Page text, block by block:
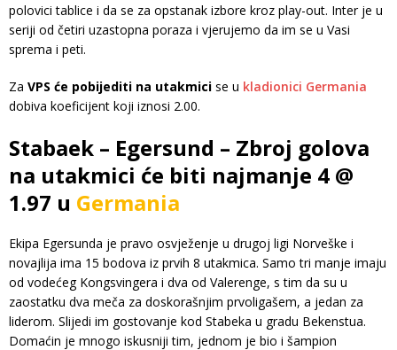
polovici tablice i da se za opstanak izbore kroz play-out. Inter je u
seriji od četiri uzastopna poraza i vjerujemo da im se u Vasi
sprema i peti.
Za VPS će pobijediti na utakmici se u kladionici Germania
dobiva koeficijent koji iznosi 2.00.
Stabaek – Egersund – Zbroj golova
na utakmici će biti najmanje 4 @
1.97 u Germania
Ekipa Egersunda je pravo osvježenje u drugoj ligi Norveške i
novajlija ima 15 bodova iz prvih 8 utakmica. Samo tri manje imaju
od vodećeg Kongsvingera i dva od Valerenge, s tim da su u
zaostatku dva meča za doskorašnjim prvoligašem, a jedan za
liderom. Slijedi im gostovanje kod Stabeka u gradu Bekenstua.
Domaćin je mnogo iskusniji tim, jednom je bio i šampion